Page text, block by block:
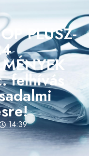
PLUSZ-
felhívás
14:39